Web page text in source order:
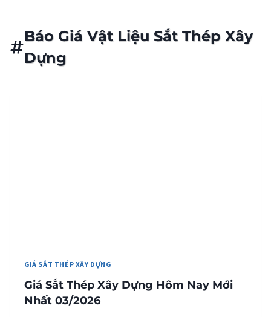
Báo Giá Vật Liệu Sắt Thép Xây
Dựng
GIÁ SẮT THÉP XÂY DỰNG
Giá Sắt Thép Xây Dựng Hôm Nay Mới
Nhất 03/2026